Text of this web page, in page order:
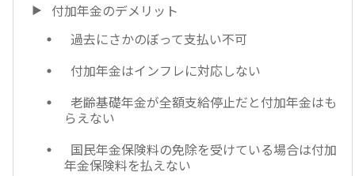
付加年金のデメリット
過去にさかのぼって支払い不可
付加年金はインフレに対応しない
老齢基礎年金が全額支給停止だと付加年金はも
らえない
国民年金保険料の免除を受けている場合は付加
年金保険料を払えない